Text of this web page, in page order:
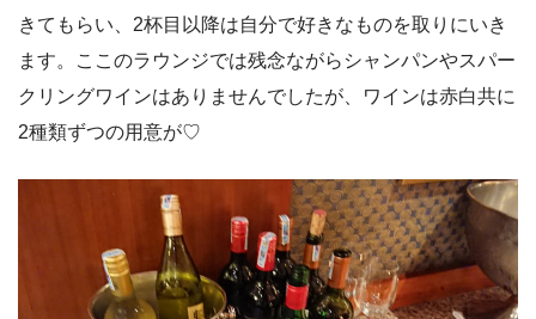
きてもらい、2杯目以降は自分で好きなものを取りにいき
ます。ここのラウンジでは残念ながらシャンパンやスパー
クリングワインはありませんでしたが、ワインは赤白共に
2種類ずつの用意が♡